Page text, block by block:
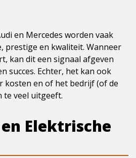
en Mercedes worden vaak
prestige en kwaliteit. Wanneer
kan dit een signaal afgeven
succes. Echter, het kan ook
kosten en of het bedrijf (of de
te veel uitgeeft.
Elektrische